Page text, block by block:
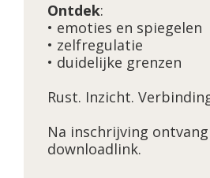
Ontdek:
• emoties en spiegelen
• zelfregulatie
• duidelijke grenzen
Rust. Inzicht.
Na inschrijving
downloadlink.